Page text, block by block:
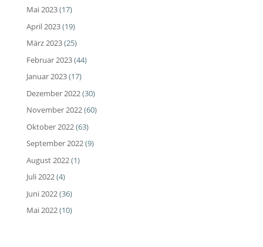
Mai 2023(17)
April 2023(19)
März 2023(25)
Februar 2023(44)
Januar 2023(17)
Dezember 2022(30)
November 2022(60)
Oktober 2022(63)
September 2022(9)
August 2022(1)
Juli 2022(4)
Juni 2022(36)
Mai 2022(10)